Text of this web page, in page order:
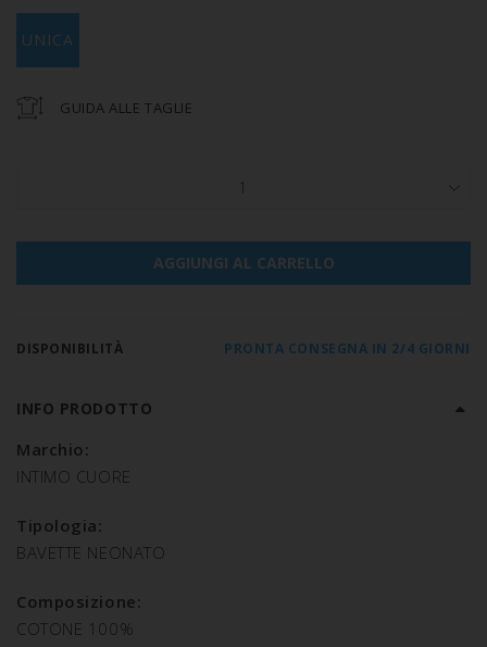
UNICA
GUIDA ALLE TAGLIE
1
AGGIUNGI AL CARRELLO
DISPONIBILITÀ PRONTA CONSEGNA IN 2/4 GIORNI
INFO PRODOTTO
Marchio:
INTIMO CUORE
Tipologia:
BAVETTE NEONATO
Composizione:
COTONE 100%